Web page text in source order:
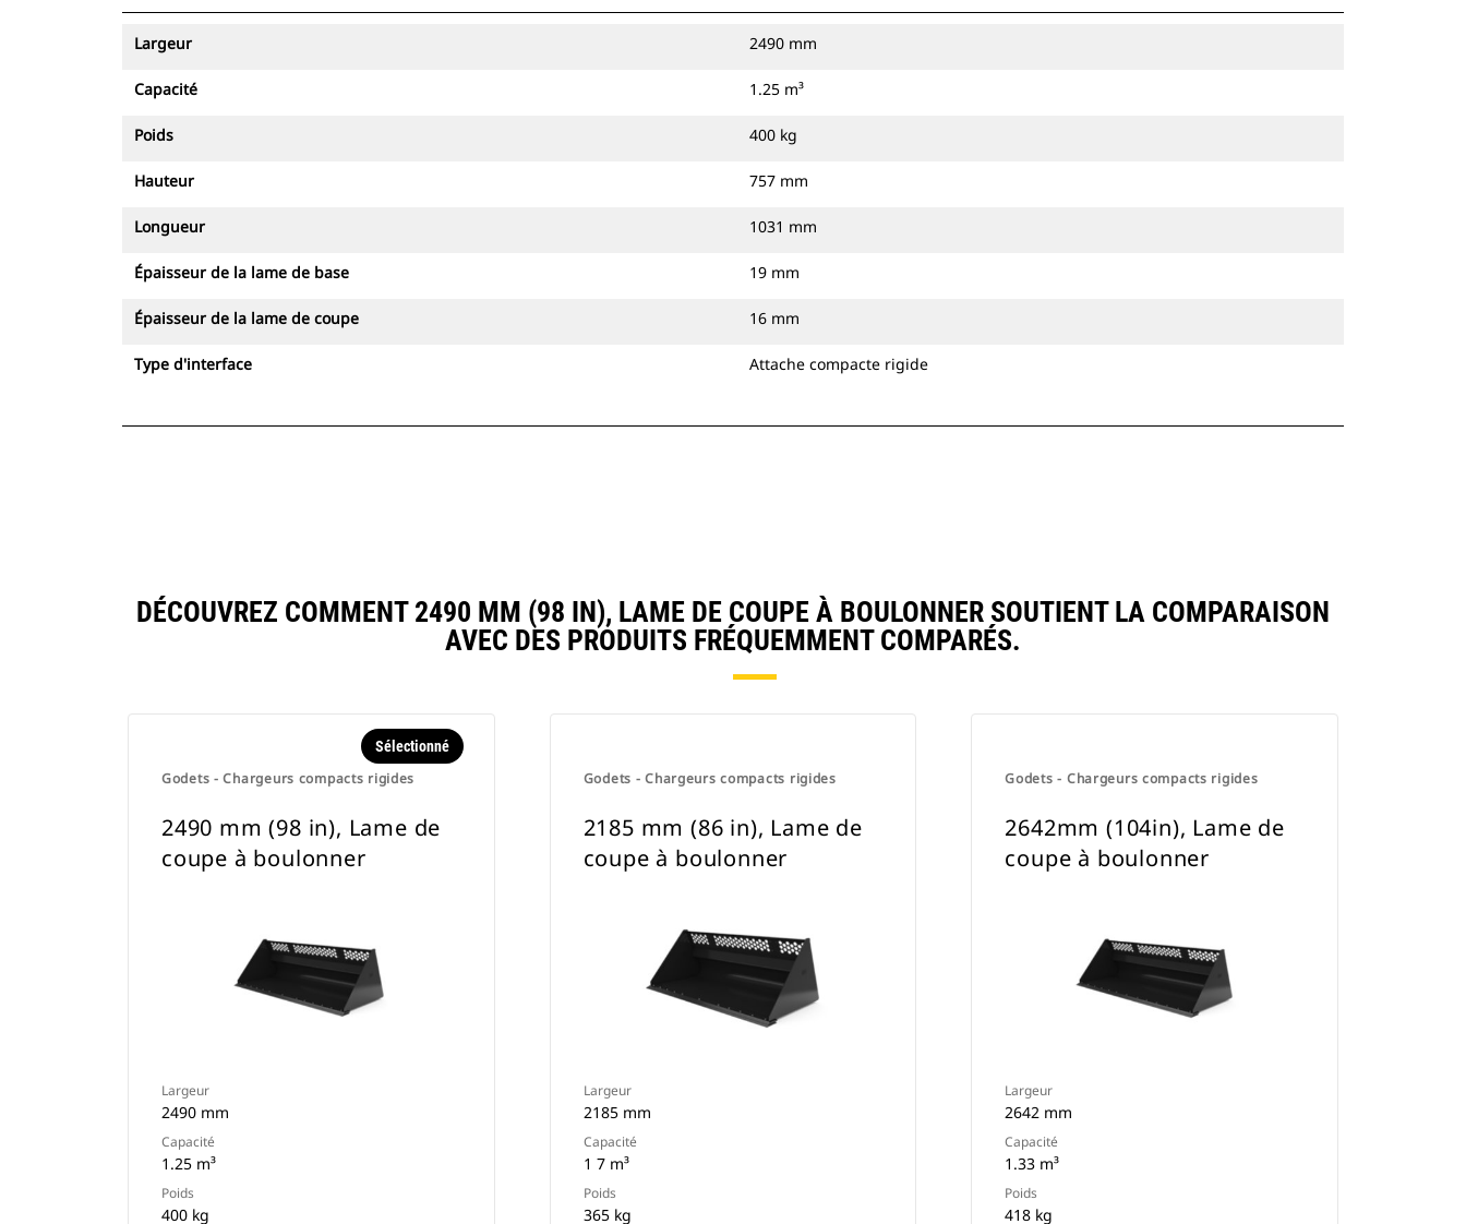
Largeur 2490 mm
Capacité 1.25 m³
Poids 400 kg
Hauteur 757 mm
Longueur 1031 mm
Épaisseur de la lame de base 19 mm
Épaisseur de la lame de coupe 16 mm
Type d'interface Attache compacte rigide
DÉCOUVREZ COMMENT 2490 MM (98 IN), LAME DE COUPE À BOULONNER SOUTIENT LA COMPARAISON
AVEC DES PRODUITS FRÉQUEMMENT COMPARÉS.
Godets - Chargeurs compacts rigides
Sélectionné
2490 mm (98 in), Lame de
coupe à boulonner
Largeur
2490 mm
Capacité
1.25 m³
Poids
400 kg
Godets - Chargeurs compacts rigides
2185 mm (86 in), Lame de
coupe à boulonner
Largeur
2185 mm
Capacité
1 7 m³
Poids
365 kg
Godets - Chargeurs compacts rigides
2642mm (104in), Lame de
coupe à boulonner
Largeur
2642 mm
Capacité
1.33 m³
Poids
418 kg